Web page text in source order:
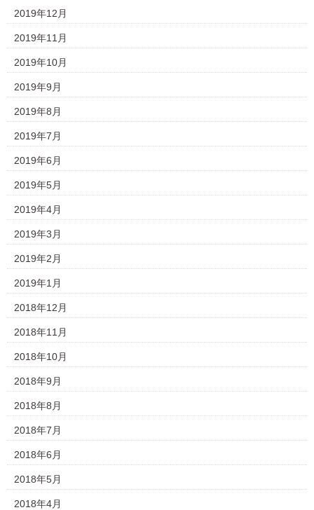
2019年12月
2019年11月
2019年10月
2019年9月
2019年8月
2019年7月
2019年6月
2019年5月
2019年4月
2019年3月
2019年2月
2019年1月
2018年12月
2018年11月
2018年10月
2018年9月
2018年8月
2018年7月
2018年6月
2018年5月
2018年4月